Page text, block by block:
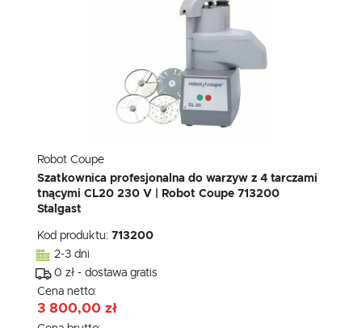
Robot Coupe
Szatkownica profesjonalna do warzyw z 4 tarczami
tnącymi CL20 230 V | Robot Coupe 713200
Stalgast
Kod produktu: 713200
2-3 dni
0 zł - dostawa gratis
Cena netto:
3 800,00 zł